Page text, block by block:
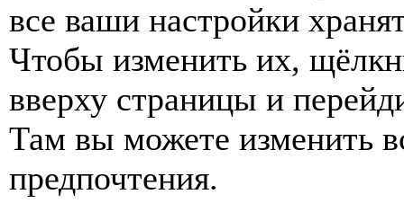
все ваши настройки
Чтобы изменить их,
вверху страницы и
Там вы можете изменить
предпочтения.